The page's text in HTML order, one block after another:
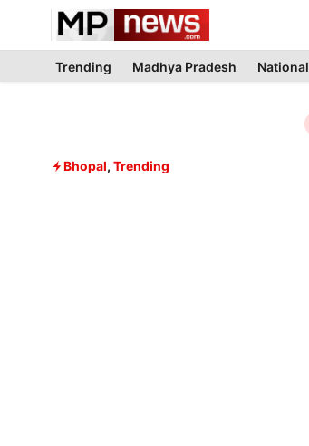
contentTrending Madhya Pradesh National
Bhopal, Trending